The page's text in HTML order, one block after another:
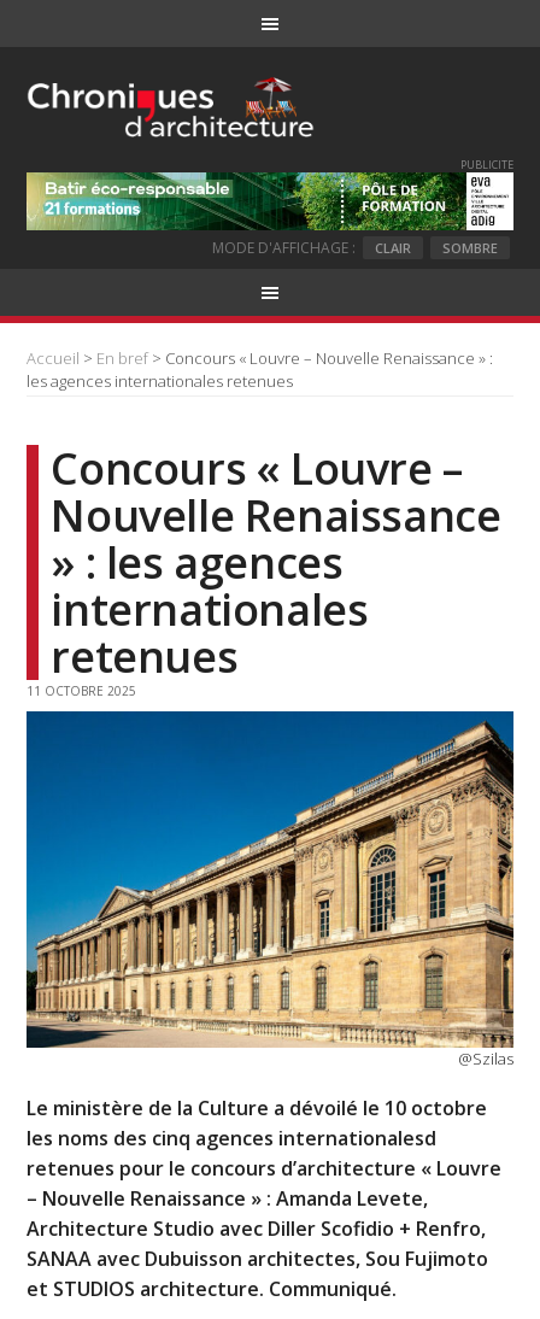
PUBLICITE
MODE D'AFFICHAGE : CLAIR SOMBRE
Accueil > En bref > Concours « Louvre – Nouvelle Renaissance » :
les agences internationales retenues
Concours « Louvre –
Nouvelle Renaissance
» : les agences
internationales
retenues
11 OCTOBRE 2025
@Szilas
Le ministère de la Culture a dévoilé le 10 octobre
les noms des cinq agences internationalesd
retenues pour le concours d’architecture « Louvre
– Nouvelle Renaissance » : Amanda Levete,
Architecture Studio avec Diller Scofidio + Renfro,
SANAA avec Dubuisson architectes, Sou Fujimoto
et STUDIOS architecture. Communiqué.